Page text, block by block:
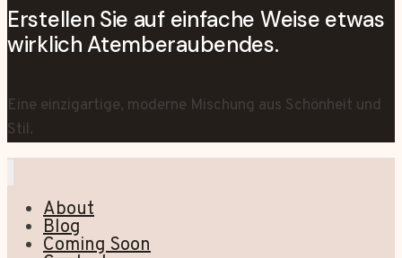
Erstellen Sie auf einfache Weise etwas
wirklich Atemberaubendes.
Eine einzigartige, moderne Mischung aus Schönheit und
Stil.
About
Blog
Coming Soon